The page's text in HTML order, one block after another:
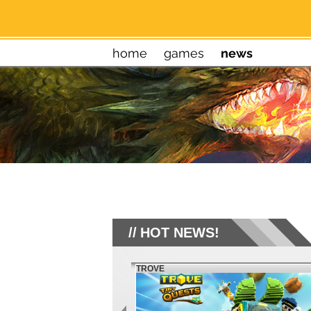
home games news
HOT NEWS!
TROVE